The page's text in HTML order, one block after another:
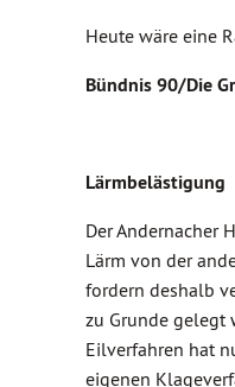
Heute wäre eine
Bündnis 90/Die
Lärmbelästigung
Der Andernacher
Lärm von der
fordern deshalb
zu Grunde gelegt
Eilverfahren hat
eigenen